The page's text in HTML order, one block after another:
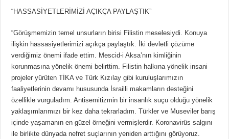
“HASSASİYETLERİMİZİ AÇIKÇA PAYLAŞTIK”
“Görüşmemizin temel unsurların birisi Filistin meselesiydi. Konuya
ilişkin hassasiyetlerimizi açıkça paylaştık. İki devletli çözüme
verdiğimiz önemi ifade ettim. Mescid-i Aksa’nın kimliğinin
korunmasına yönelik önemi belirttim. Filistin halkına yönelik insani
projeler yürüten TİKA ve Türk Kızılay gibi kuruluşlarımızın
faaliyetlerinin devamı hususunda İsrailli makamların desteğini
özellikle vurguladım. Antisemitizmin bir insanlık suçu olduğu yönelik
yaklaşımlarımızı bir kez daha tekrarladım. Türkler ve Museviler barış
içinde yaşamanın en güzel örneğini vermişlerdir. Koronavirüs salgını
ile birlikte dünyada nefret suçlarının yeniden arttığını görüyoruz.